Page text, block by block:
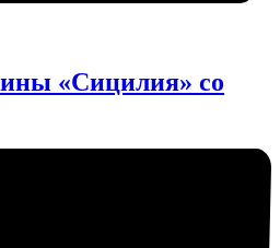
«Сицилия» со